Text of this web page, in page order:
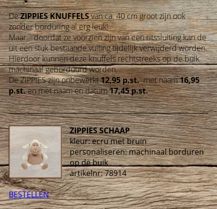
DeZIPPIES KNUFFELSvan ca. 40 cm groot zijn ook
zonder borduring al erg leuk!
Maar... doordat ze voorzien zijn van een ritssluiting kan de
uit een stuk bestaande vulling tijdelijk verwijderd worden.
Hierdoor kunnen deze knuffels rechtstreeks op de buik
machinaal geborduurd worden.
De ZIPPIES zijn onbewerkt12,95 p.st.met naam16,95
p.st.en met naam en datum17,45 p.st.
ZIPPIES SCHAAP
kleur:ecru met bruin
personaliseren: machinaal borduren
op de buik
artikelnr: 78914
BESTELLEN